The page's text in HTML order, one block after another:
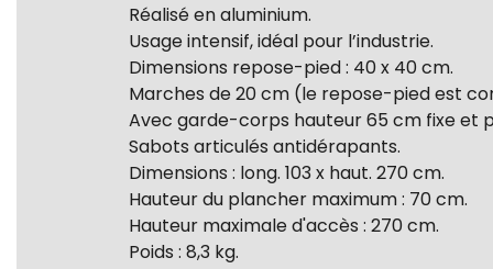
Réalisé en aluminium.
Usage intensif, idéal pour l’industrie.
Dimensions repose-pied : 40 x 40 cm.
Marches de 20 cm (le repose-pied est
Avec garde-corps hauteur 65 cm fixe et
Sabots articulés antidérapants.
Dimensions : long. 103 x haut. 270 cm.
Hauteur du plancher maximum : 70 cm.
Hauteur maximale d'accès : 270 cm.
Poids : 8,3 kg.